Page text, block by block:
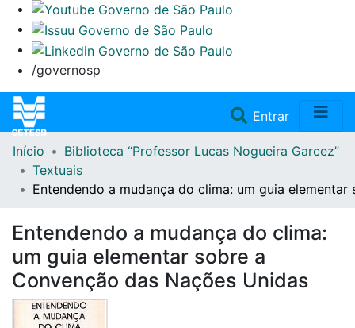
/governosp
Entrar(current)
Home
Repositório
Doações/Aquisições
Início
Biblioteca “Professor Lucas Nogueira Garcez”
Textuais
Entendendo a mudança do clima: um guia
Entendendo a mudança do clima:
um guia elementar sobre a
Convenção das Nações Unidas